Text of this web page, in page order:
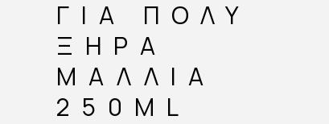
ΓΙΑ ΠΟΛΎ
ΞΗΡΆ
ΜΑΛΛΙΆ
250ML